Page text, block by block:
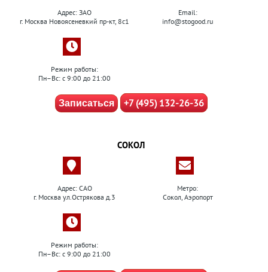
Адрес: ЗАО
г. Москва Новоясеневкий пр-кт, 8с1
Email:
info@stogood.ru
Режим работы:
Пн–Вс: с 9:00 до 21:00
Записаться +7 (495) 132-26-36
СОКОЛ
Адрес: САО
г. Москва ул.Острякова д.3
Метро:
Сокол, Аэропорт
Режим работы:
Пн–Вс: с 9:00 до 21:00